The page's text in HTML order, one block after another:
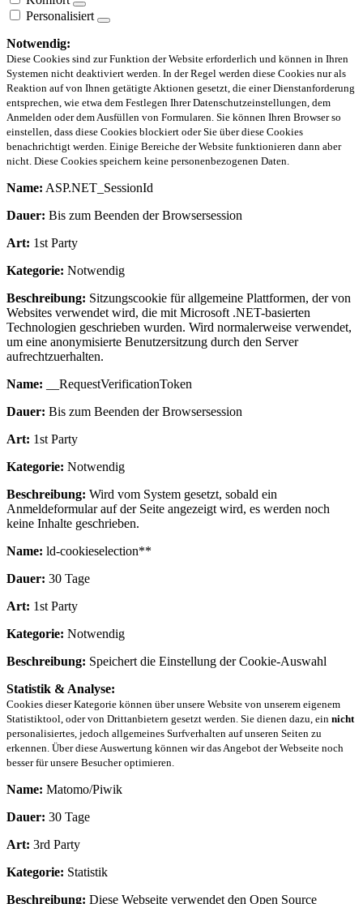
Personalisiert
Notwendig:
Diese Cookies sind zur Funktion der Website erforderlich und können in Ihren
Systemen nicht deaktiviert werden. In der Regel werden diese Cookies nur als
Reaktion auf von Ihnen getätigte Aktionen gesetzt, die einer Dienstanforderung
entsprechen, wie etwa dem Festlegen Ihrer Datenschutzeinstellungen, dem
Anmelden oder dem Ausfüllen von Formularen. Sie können Ihren Browser so
einstellen, dass diese Cookies blockiert oder Sie über diese Cookies
benachrichtigt werden. Einige Bereiche der Website funktionieren dann aber
nicht. Diese Cookies speichern keine personenbezogenen Daten.
Name: ASP.NET_SessionId
Dauer: Bis zum Beenden der Browsersession
Art: 1st Party
Kategorie: Notwendig
Beschreibung: Sitzungscookie für allgemeine Plattformen, der von
Websites verwendet wird, die mit Microsoft .NET-basierten
Technologien geschrieben wurden. Wird normalerweise verwendet,
um eine anonymisierte Benutzersitzung durch den Server
aufrechtzuerhalten.
Name: __RequestVerificationToken
Dauer: Bis zum Beenden der Browsersession
Art: 1st Party
Kategorie: Notwendig
Beschreibung: Wird vom System gesetzt, sobald ein
Anmeldeformular auf der Seite angezeigt wird, es werden noch
keine Inhalte geschrieben.
Name: ld-cookieselection**
Dauer: 30 Tage
Art: 1st Party
Kategorie: Notwendig
Beschreibung: Speichert die Einstellung der Cookie-Auswahl
Statistik & Analyse:
Cookies dieser Kategorie können über unsere Website von unserem eigenem
Statistiktool, oder von Drittanbietern gesetzt werden. Sie dienen dazu, ein nicht
personalisiertes, jedoch allgemeines Surfverhalten auf unseren Seiten zu
erkennen. Über diese Auswertung können wir das Angebot der Webseite noch
besser für unsere Besucher optimieren.
Name: Matomo/Piwik
Dauer: 30 Tage
Art: 3rd Party
Kategorie: Statistik
Beschreibung: Diese Webseite verwendet den Open Source